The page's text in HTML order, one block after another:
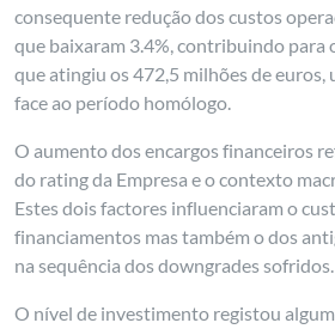
consequente redução dos custos
que baixaram 3.4%, contribuindo para
que atingiu os 472,5 milhões de euros,
face ao período homólogo.
O aumento dos encargos financeiros
do rating da Empresa e o contexto
Estes dois factores influenciaram o
financiamentos mas também o dos
na sequência dos downgrades sofridos.
O nível de investimento registou